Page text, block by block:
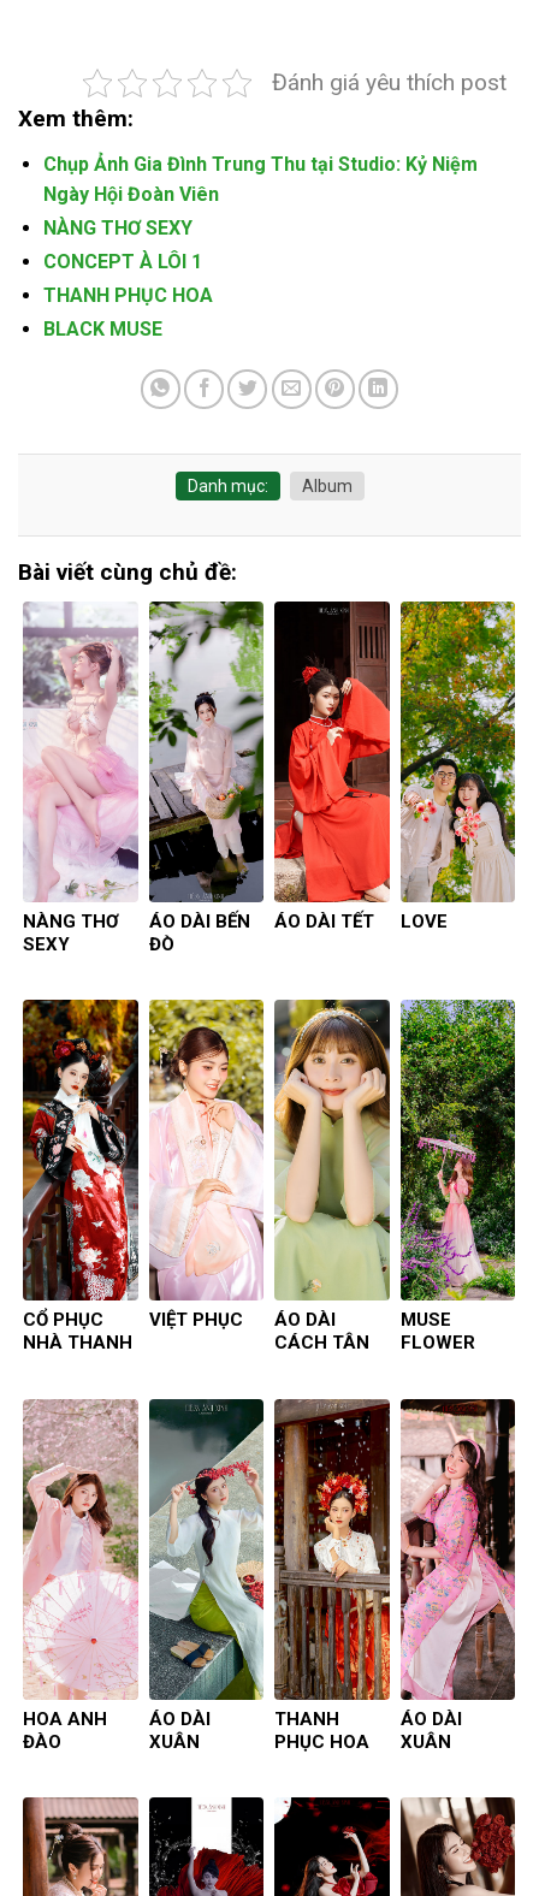
Đánh giá yêu thích post
Xem thêm:
Chụp Ảnh Gia Đình Trung Thu tại Studio: Kỷ Niệm
Ngày Hội Đoàn Viên
NÀNG THƠ SEXY
CONCEPT À LÔI 1
THANH PHỤC HOA
BLACK MUSE
Danh mục: Album
Bài viết cùng chủ đề:
NÀNG THƠ
SEXY
ÁO DÀI BẾN
ĐÒ
ÁO DÀI TẾT LOVE
CỔ PHỤC
NHÀ THANH
VIỆT PHỤC
ÁO DÀI
CÁCH TÂN
MUSE
FLOWER
HOA ANH
ĐÀO
ÁO DÀI
XUÂN
THANH
PHỤC HOA
ÁO DÀI
XUÂN